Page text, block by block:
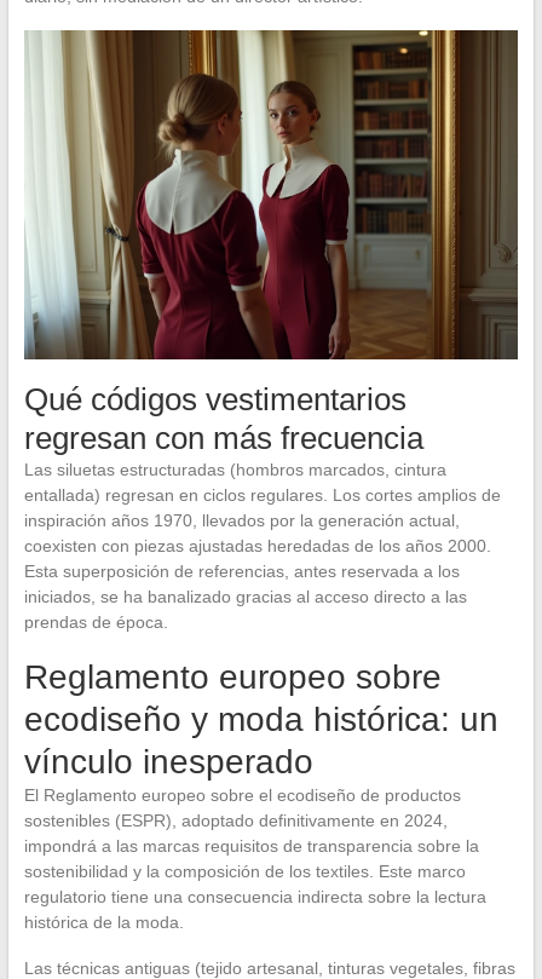
Qué códigos vestimentarios
regresan con más frecuencia
Las siluetas estructuradas (hombros marcados, cintura
entallada) regresan en ciclos regulares. Los cortes amplios de
inspiración años 1970, llevados por la generación actual,
coexisten con piezas ajustadas heredadas de los años 2000.
Esta superposición de referencias, antes reservada a los
iniciados, se ha banalizado gracias al acceso directo a las
prendas de época.
Reglamento europeo sobre
ecodiseño y moda histórica: un
vínculo inesperado
El Reglamento europeo sobre el ecodiseño de productos
sostenibles (ESPR), adoptado definitivamente en 2024,
impondrá a las marcas requisitos de transparencia sobre la
sostenibilidad y la composición de los textiles. Este marco
regulatorio tiene una consecuencia indirecta sobre la lectura
histórica de la moda.
Las técnicas antiguas (tejido artesanal, tinturas vegetales, fibras